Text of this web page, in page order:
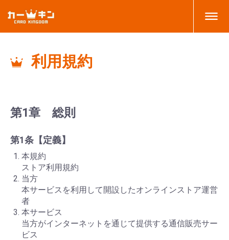
利用規約
第1章 総則
第1条【定義】
本規約
ストア利用規約
当方
本サービスを利用して開設したオンラインストア運営
者
本サービス
当方がインターネットを通じて提供する通信販売サー
ビス